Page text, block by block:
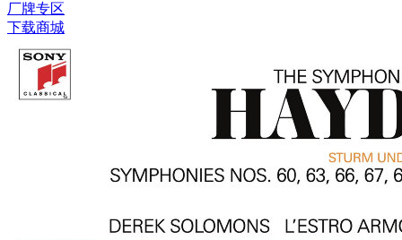
厂牌专区
下载商城